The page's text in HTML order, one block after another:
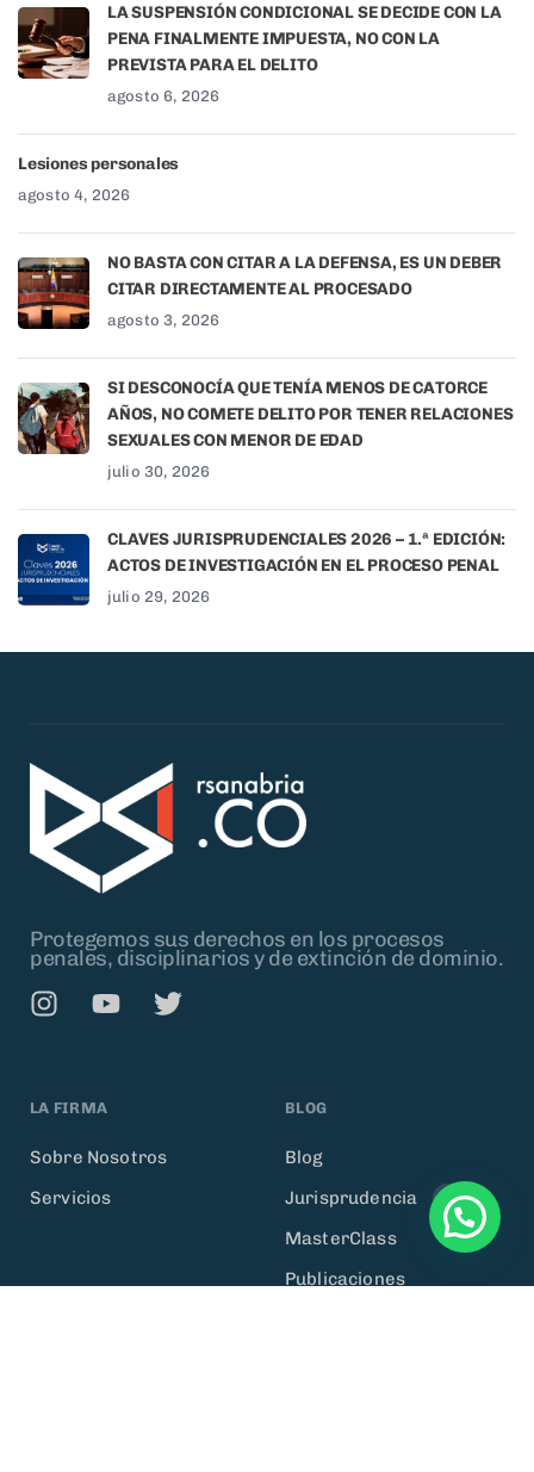
LA SUSPENSIÓN CONDICIONAL SE DECIDE CON LA
PENA FINALMENTE IMPUESTA, NO CON LA
PREVISTA PARA EL DELITO
agosto 6, 2026
Lesiones personales
agosto 4, 2026
NO BASTA CON CITAR A LA DEFENSA, ES UN DEBER
CITAR DIRECTAMENTE AL PROCESADO
agosto 3, 2026
SI DESCONOCÍA QUE TENÍA MENOS DE CATORCE
AÑOS, NO COMETE DELITO POR TENER RELACIONES
SEXUALES CON MENOR DE EDAD
julio 30, 2026
CLAVES JURISPRUDENCIALES 2026 – 1.ª EDICIÓN:
ACTOS DE INVESTIGACIÓN EN EL PROCESO PENAL
julio 29, 2026
Protegemos sus derechos en los procesos
penales, disciplinarios y de extinción de dominio.
LA FIRMA
Sobre Nosotros
Servicios
BLOG
Blog
Jurisprudencia
3
MasterClass
Publicaciones